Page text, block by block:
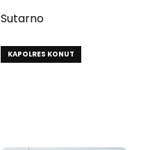
Sutarno
KAPOLRES KONUT